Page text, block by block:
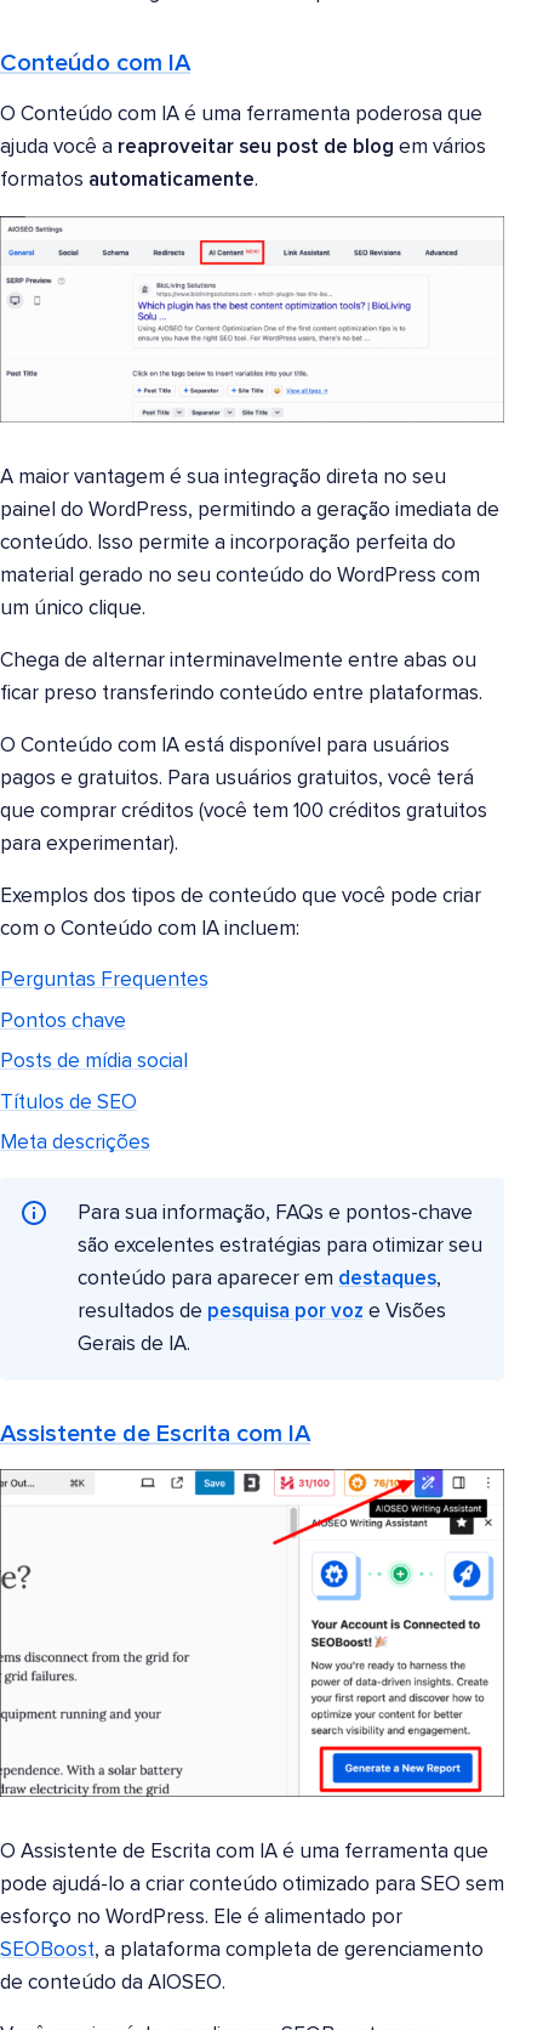
Conteúdo com IA
O Conteúdo com IA é uma ferramenta poderosa que
ajuda você a reaproveitar seu post de blog em vários
formatos automaticamente.
A maior vantagem é sua integração direta no seu
painel do WordPress, permitindo a geração imediata de
conteúdo. Isso permite a incorporação perfeita do
material gerado no seu conteúdo do WordPress com
um único clique.
Chega de alternar interminavelmente entre abas ou
ficar preso transferindo conteúdo entre plataformas.
O Conteúdo com IA está disponível para usuários
pagos e gratuitos. Para usuários gratuitos, você terá
que comprar créditos (você tem 100 créditos gratuitos
para experimentar).
Exemplos dos tipos de conteúdo que você pode criar
com o Conteúdo com IA incluem:
Perguntas Frequentes
Pontos chave
Posts de mídia social
Títulos de SEO
Meta descrições
Para sua informação, FAQs e pontos-chave
são excelentes estratégias para otimizar seu
conteúdo para aparecer em destaques,
resultados de pesquisa por voz e Visões
Gerais de IA.
Assistente de Escrita com IA
O Assistente de Escrita com IA é uma ferramenta que
pode ajudá-lo a criar conteúdo otimizado para SEO sem
esforço no WordPress. Ele é alimentado por
SEOBoost, a plataforma completa de gerenciamento
de conteúdo da AIOSEO.